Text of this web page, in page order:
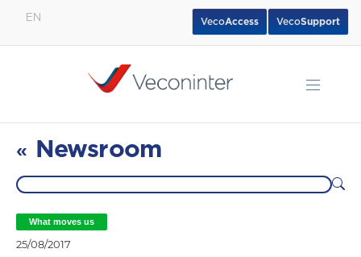
EN VecoSupport
VecoAccess
« Newsroom
What moves us
25/08/2017